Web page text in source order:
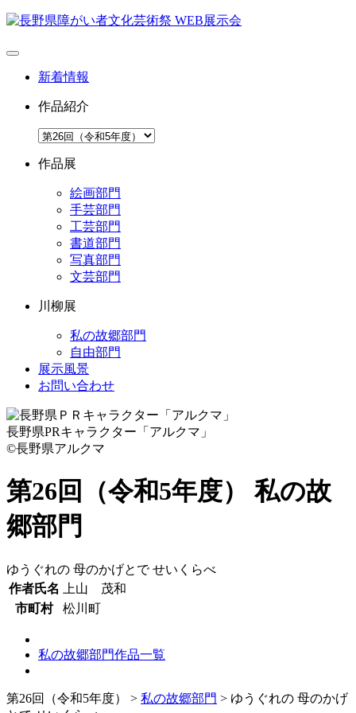
新着情報
作品紹介
作品展
絵画部門
手芸部門
工芸部門
書道部門
写真部門
文芸部門
川柳展
私の故郷部門
自由部門
展示風景
お問い合わせ
長野県PRキャラクター「アルクマ」
©長野県アルクマ
第26回（令和5年度） 私の故
郷部門
ゆうぐれの 母のかげとで せいくらべ
作者氏名
上山 茂和
市町村
松川町
私の故郷部門作品一覧
第26回（令和5年度） > 私の故郷部門 > ゆうぐれの 母のかげ